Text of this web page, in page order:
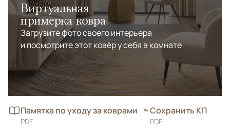
Виртуальная
примерка ковра
Загрузите фото своего интерьера
и посмотрите этот ковёр у себя в комнате
Памятка по уходу за коврами
PDF
Сохранить КП
PDF